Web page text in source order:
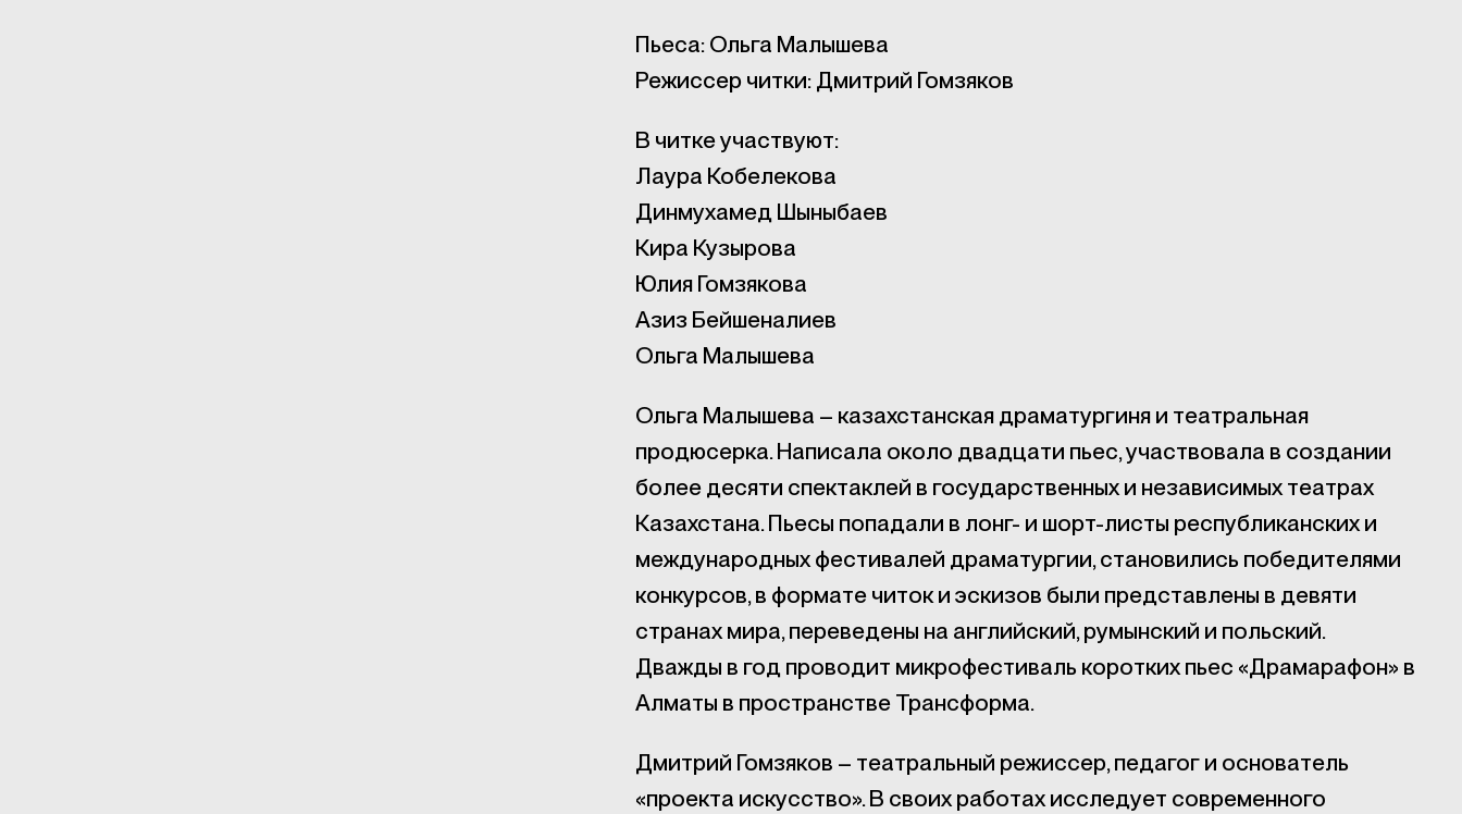
Пьеса: Ольга Малышева
Режиссер читки: Дмитрий Гомзяков
В читке участвуют:
Лаура Кобелекова
Динмухамед Шыныбаев
Кира Кузырова
Юлия Гомзякова
Азиз Бейшеналиев
Ольга Малышева
Ольга Малышева – казахстанская драматургиня и театральная
продюсерка. Написала около двадцати пьес, участвовала в создании
более десяти спектаклей в государственных и независимых театрах
Казахстана. Пьесы попадали в лонг- и шорт-листы республиканских и
международных фестивалей драматургии, становились победителями
конкурсов, в формате читок и эскизов были представлены в девяти
странах мира, переведены на английский, румынский и польский.
Дважды в год проводит микрофестиваль коротких пьес «Драмарафон» в
Алматы в пространстве Трансформа.
Дмитрий Гомзяков – театральный режиссер, педагог и основатель
«проекта искусство». В своих работах исследует современного